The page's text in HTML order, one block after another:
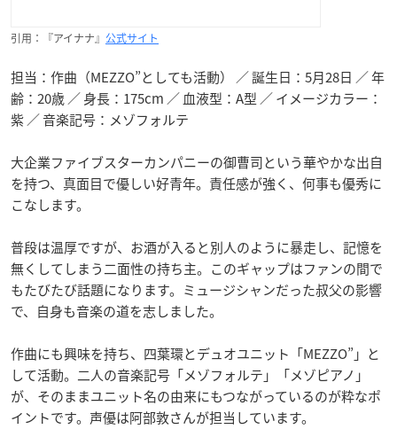
引用：『アイナナ』 公式サイト
担当：作曲（MEZZO”としても活動） ／ 誕生日：5月28日 ／ 年
齢：20歳 ／ 身長：175cm ／ 血液型：A型 ／ イメージカラー：
紫 ／ 音楽記号：メゾフォルテ
大企業ファイブスターカンパニーの御曹司という華やかな出自
を持つ、真面目で優しい好青年。責任感が強く、何事も優秀に
こなします。
普段は温厚ですが、お酒が入ると別人のように暴走し、記憶を
無くしてしまう二面性の持ち主。このギャップはファンの間で
もたびたび話題になります。ミュージシャンだった叔父の影響
で、自身も音楽の道を志しました。
作曲にも興味を持ち、四葉環とデュオユニット「MEZZO”」と
して活動。二人の音楽記号「メゾフォルテ」「メゾピアノ」
が、そのままユニット名の由来にもつながっているのが粋なポ
イントです。声優は阿部敦さんが担当しています。